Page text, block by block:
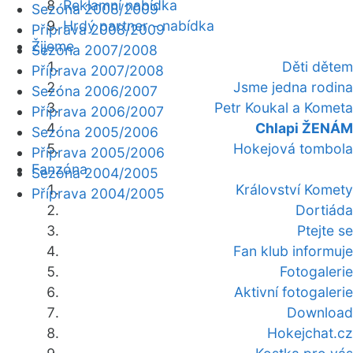
Reklamní nabídka
Hrdý partner - nabídka
Žijeme
Děti dětem
Jsme jedna rodina
Petr Koukal a Kometa
Chlapi ŽENÁM
Hokejová tombola
Fanzóna
Království Komety
Dortiáda
Ptejte se
Fan klub informuje
Fotogalerie
Aktivní fotogalerie
Download
Hokejchat.cz
Sezóna 2008/2009
Příprava 2008/2009
Sezóna 2007/2008
Příprava 2007/2008
Sezóna 2006/2007
Příprava 2006/2007
Sezóna 2005/2006
Příprava 2005/2006
Sezóna 2004/2005
Příprava 2004/2005